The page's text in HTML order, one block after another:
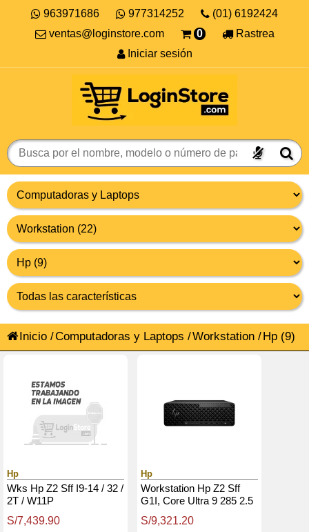
963971686 977314252
(01) 6192424
ventas@loginstore.com
0
Rastrea
Iniciar sesión
Inicio /Computadoras y Laptops /Workstation /Hp (9)
Hp
Wks Hp Z2 Sff I9-14 / 32 /
2T / W11P
S/7,439.90
Hp
Workstation Hp Z2 Sff
G1I, Core Ultra 9 285 2.5
1Tb Ssd M.2 / Dvd-Writer
S/9,321.20